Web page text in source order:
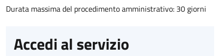
Durata massima del procedimento amministrativo: 30 giorni
Accedi al servizio